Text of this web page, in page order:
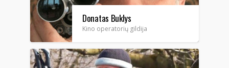
Donatas Buklys
Kino operatorių gildija